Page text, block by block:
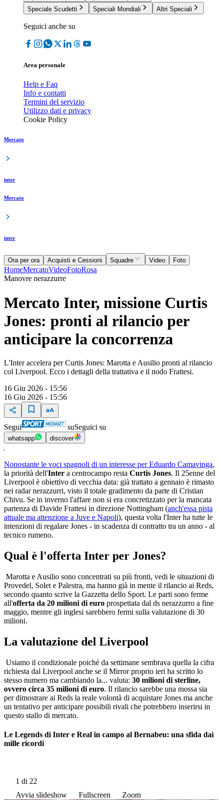
Speciale Scudetti
Speciali Mondiali Altri Speciali
Seguici anche su
Area personale
Help e Faq
Info e contatti
Termini del servizio
Utilizzo dati e privacy
Cookie Policy
Mercato
inter
Mercato
inter
Ora per ora Acquisti e Cessioni Squadre Video Foto
HomeMercatoVideoFotoRosa
Manovre nerazzurre
Mercato Inter, missione Curtis
Jones: pronti al rilancio per
anticipare la concorrenza
L'Inter accelera per Curtis Jones: Marotta e Ausilio pronti al rilancio
col Liverpool. Ecco i dettagli della trattativa e il nodo Frattesi.
16 Giu 2026 - 15:56
16 Giu 2026 - 15:56
Segui suSeguici su
whatsapp discover
Nonostante le voci spagnoli di un interesse per Eduardo Camavinga,
la priorità dell'Inter a centrocampo resta Curtis Jones. Il 25enne del
Liverpool è obiettivo di vecchia data: già trattato a gennaio è rimasto
nei radar nerazzurri, visto il totale gradimento da parte di Cristian
Chivu. Se in inverno l'affare non si era concretizzato per la mancata
partenza di Davide Frattesi in direzione Nottingham (anch'essa pista
attuale ma attenzione a Juve e Napoli), questa volta l'Inter ha tutte le
intenzioni di regalare Jones - in scadenza di contratto tra un anno - al
tecnico rumeno.
Qual è l'offerta Inter per Jones?
Marotta e Ausilio sono concentrati su più fronti, vedi le situazioni di
Provedel, Solet e Palestra, ma hanno già in mente il rilancio ai Reds,
secondo quanto scrive la Gazzetta dello Sport. Le parti sono ferme
all'offerta da 20 milioni di euro prospettata dal ds nerazzurro a fine
maggio, mentre gli inglesi sarebbero fermi sulla valutazione di 30
milioni.
La valutazione del Liverpool
Usiamo il condizionale poiché da settimane sembrava quella la cifra
richiesta dal Liverpool anche se il Mirror proprio ieri ha scritto lo
stesso numero ma cambiando la... valuta: 30 milioni di sterline,
ovvero circa 35 milioni di euro. Il rilancio sarebbe una mossa sia
per dimostrare ai Reds la reale volontà di acquistare Jones ma anche
un tentativo per anticipare possibili rivali che potrebbero inserirsi in
questo stallo di mercato.
Le Legends di Inter e Real in campo al Bernabeu: una sfida dai
mille ricordi
1 di 22
Avvia slideshow
Fullscreen Zoom